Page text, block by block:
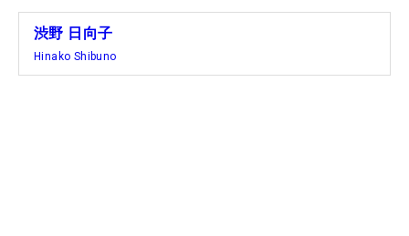
渋野 日向子
Hinako Shibuno